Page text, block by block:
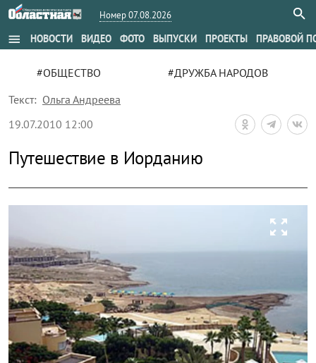
Номер 07.08.2026
menu НОВОСТИ ВИДЕО ФОТО ВЫПУСКИ ПРОЕКТЫ ПРАВОВОЙ
#ОБЩЕСТВО
#ДРУЖБА НАРОДОВ
Текст: Ольга Андреева
19.07.2010 12:00
Путешествие в Иорданию
zoom_out_map